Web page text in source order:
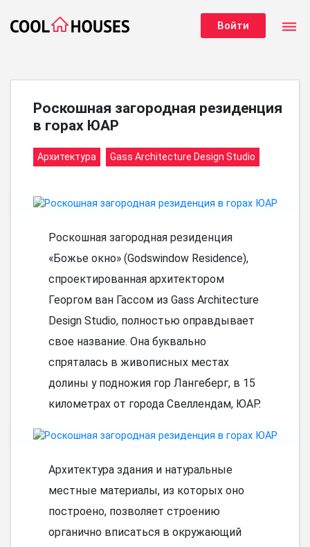
Войти dehaze
Роскошная загородная резиденция
в горах ЮАР
Архитектура Gass Architecture Design Studio
Роскошная загородная резиденция
«Божье окно» (Godswindow Residence),
спроектированная архитектором
Георгом ван Гассом из Gass Architecture
Design Studio, полностью оправдывает
свое название. Она буквально
спряталась в живописных местах
долины у подножия гор Лангеберг, в 15
километрах от города Свеллендам, ЮАР.
Архитектура здания и натуральные
местные материалы, из которых оно
построено, позволяет строению
органично вписаться в окружающий